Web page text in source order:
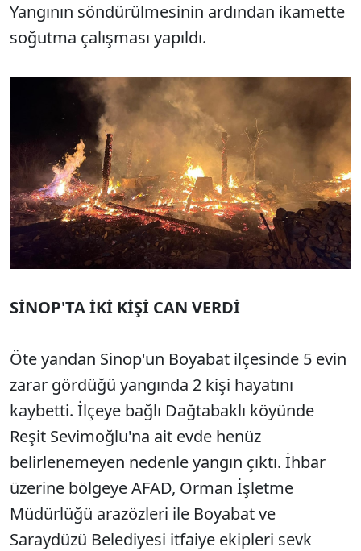
Yangının söndürülmesinin ardından ikamette
soğutma çalışması yapıldı.
SİNOP'TA İKİ KİŞİ CAN VERDİ
Öte yandan Sinop'un Boyabat ilçesinde 5 evin
zarar gördüğü yangında 2 kişi hayatını
kaybetti. İlçeye bağlı Dağtabaklı köyünde
Reşit Sevimoğlu'na ait evde henüz
belirlenemeyen nedenle yangın çıktı. İhbar
üzerine bölgeye AFAD, Orman İşletme
Müdürlüğü arazözleri ile Boyabat ve
Saraydüzü Belediyesi itfaiye ekipleri sevk